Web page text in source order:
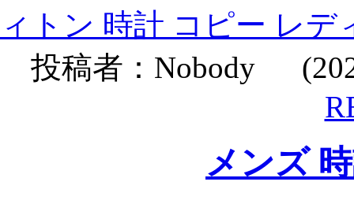
ィトン 時計 コピー レデ
投稿者： Nobody
メンズ